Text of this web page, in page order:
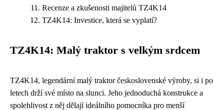
Recenze a zkušenosti majitelů TZ4K14
TZ4K14: Investice, která se vyplatí?
TZ4K14: Malý traktor s velkým srdcem
TZ4K14, legendární malý traktor československé výroby, si i po
letech drží své místo na slunci. Jeho jednoduchá konstrukce a
spolehlivost z něj dělají ideálního pomocníka pro menší